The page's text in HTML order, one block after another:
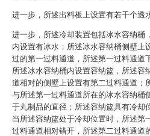
进一步，所述出料板上设置有若干个透
进一步，所述冷却装置包括冰水容纳桶
内设置有冰水；所述冰水容纳桶侧壁上
过的第一过料通道，所述第一过料通道
所述冰水容纳桶内设置容纳篮，所述容
道相对的侧壁上设置有第二过料通道；
与所述第一过料通道所在的冰水容纳桶
于丸制品的直径；所述容纳篮具有冷却
当所述容纳篮处于冷却位置时，所述第
过料通道相对错开，所述第二过料通道